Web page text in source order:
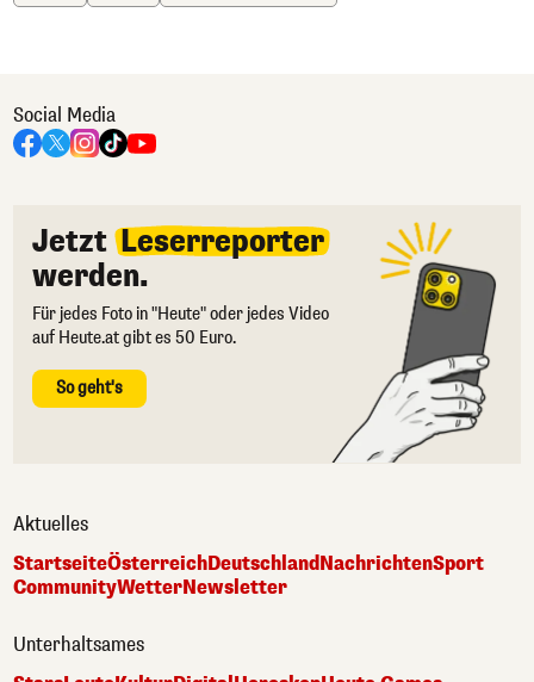
Social Media
Jetzt Leserreporter
werden.
Für jedes Foto in "Heute" oder jedes Video
auf Heute.at gibt es 50 Euro.
So geht's
Aktuelles
StartseiteÖsterreichDeutschlandNachrichtenSport
CommunityWetterNewsletter
Unterhaltsames